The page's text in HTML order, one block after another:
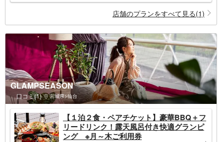
店舗のプランをすべて見る(1)
GLAMPSEASON
口コミ(1) 宮城県>仙台
【１泊２食・ペアチケット】豪華BBQ＋フ
リードリンク！露天風呂付き快適グランピ
ング ※月～木ご利用券